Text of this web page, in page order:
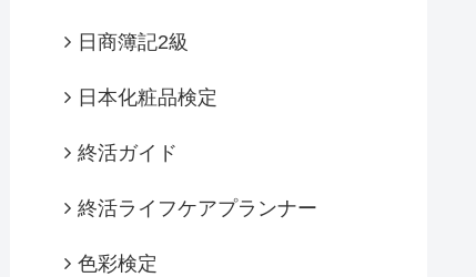
日商簿記2級
日本化粧品検定
終活ガイド
終活ライフケアプランナー
色彩検定